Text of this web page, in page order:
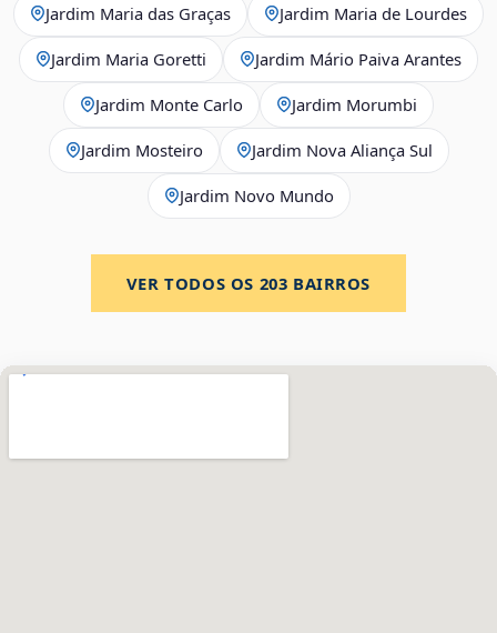
Jardim Maria das Graças Jardim Maria de Lourdes
Jardim Maria Goretti Jardim Mário Paiva Arantes
Jardim Monte Carlo Jardim Morumbi
Jardim Mosteiro Jardim Nova Aliança Sul
Jardim Novo Mundo
VER TODOS OS 203 BAIRROS